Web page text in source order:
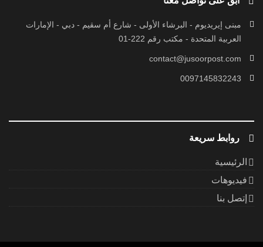
مبنى إيريديوم - البرشاء الأولى - شارع أم سقيم - دبي - الإمارات
العربية المتحدة - مكتب رقم 222-01
contact@jusoorpost.com
0097145832243
روابط سريعة
الرئيسية
فيديوهات
إتصل بنا